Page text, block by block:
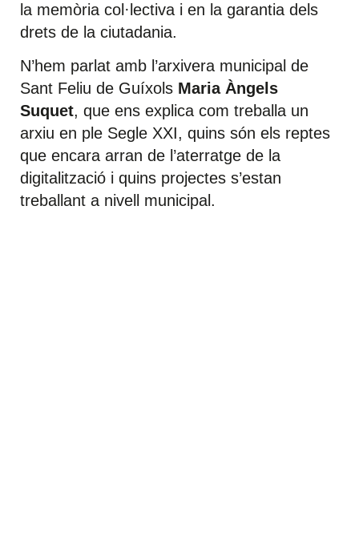
la memòria col·lectiva i en la garantia dels
drets de la ciutadania.
N’hem parlat amb l’arxivera municipal de
Sant Feliu de Guíxols Maria Àngels
Suquet, que ens explica com treballa un
arxiu en ple Segle XXI, quins són els reptes
que encara arran de l’aterratge de la
digitalització i quins projectes s’estan
treballant a nivell municipal.